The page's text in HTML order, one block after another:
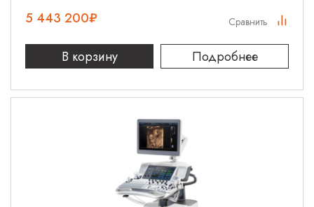
5 443 200₽
В корзину Подробнее
Сравнить